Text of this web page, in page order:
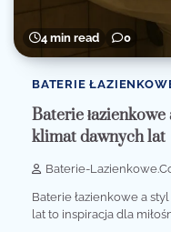
4 min read 0
BATERIE
Baterie
klimat dawnych lat
Baterie-
Baterie łazienkowe a
lat to inspiracja dla